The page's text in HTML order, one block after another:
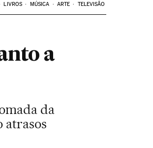
LIVROS MÚSICA ARTE TELEVISÃO
a
da
atrasos